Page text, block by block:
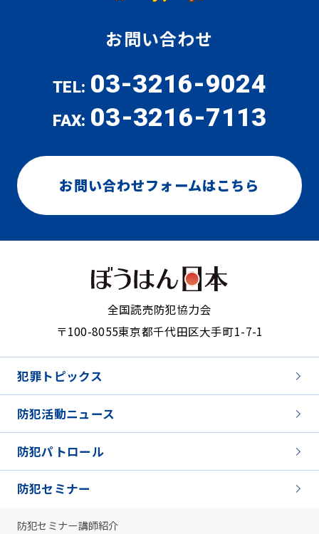
お問い合わせ
TEL: 03-3216-9024
FAX: 03-3216-7113
お問い合わせフォームはこちら
全国読売防犯協力会
〒100-8055東京都千代田区大手町1-7-1
犯罪トピックス
防犯活動ニュース
防犯パトロール
防犯セミナー
防犯セミナー講師紹介